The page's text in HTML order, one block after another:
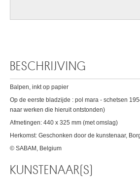
BESCHRIJVING
Balpen, inkt op papier
Op de eerste bladzijde : pol mara - schetsen
naar werken die hieruit ontstonden)
Afmetingen: 440 x 325 mm (met omslag)
Herkomst: Geschonken door de kunstenaar,
© SABAM, Belgium
KUNSTENAAR(S)